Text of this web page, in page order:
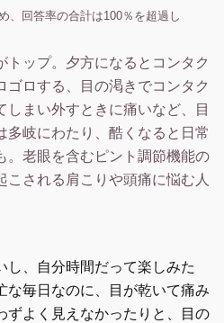
、回答率の合計は100％を超過し
トップ。夕方になるとコンタク
ゴロする、目の渇きでコンタク
しまい外すときに痛いなど、目
多岐にわたり、酷くなると日常
。老眼を含むピント調節機能の
こされる肩こりや頭痛に悩む人
し、自分時間だって楽しみた
な毎日なのに、目が乾いて痛み
ずよく見えなかったりと、目の